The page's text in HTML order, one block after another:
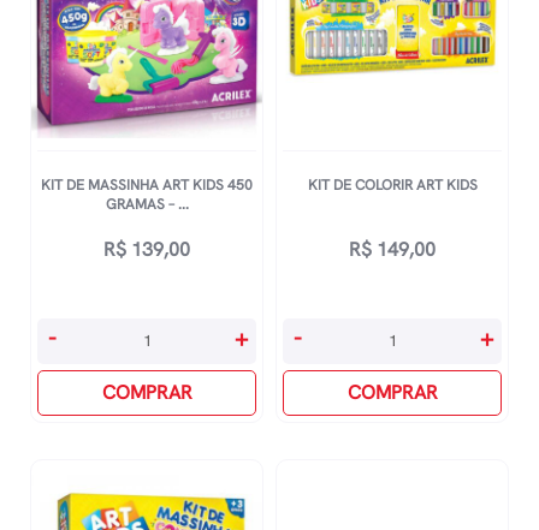
KIT DE MASSINHA ART KIDS 450
GRAMAS – ...
R$ 139,00
Kit
Massinha
Art
Gramas
- +
COMPRAR
KIT DE COLORIR ART KIDS
R$ 149,00
Kit
Art
- +
COMPRAR